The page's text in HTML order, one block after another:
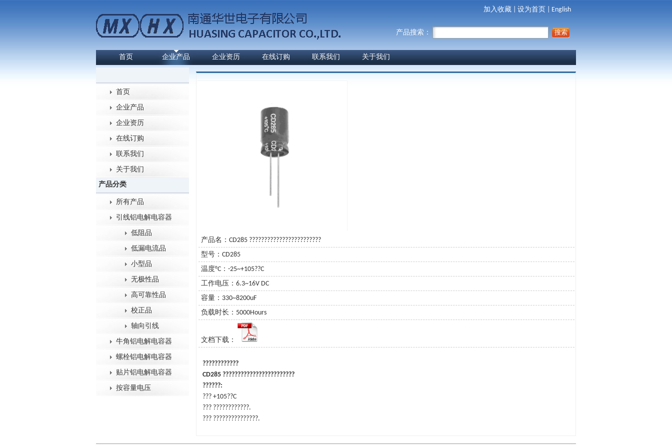
加入收藏 设为首页 English
产品搜索：
首页 企业产品 企业资历 在线订购 联系我们 关于我们
首页
企业产品
企业资历
在线订购
联系我们
关于我们
产品分类
所有产品
引线铝电解电容器
低阻品
低漏电流品
小型品
无极性品
高可靠性品
校正品
轴向引线
牛角铝电解电容器
螺栓铝电解电容器
贴片铝电解电容器
按容量电压
产品名：CD285 ????????????????????????
型号：CD285
温度°C：-25~+105??C
工作电压：6.3~16V DC
容量：330~8200uF
负载时长：5000Hours
文档下载：
????????????
CD285 ????????????????????????
??????:
??? +105??C
??? ????????????.
??? ???????????????.